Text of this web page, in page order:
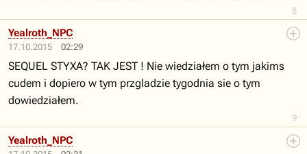
8
17.10.2015 02:29
9
Yealroth_NPC
SEQUEL STYXA? TAK JEST ! Nie wiedziałem o tym jakims
cudem i dopiero w tym przgladzie tygodnia sie o tym
dowiedziałem.
Yealroth_NPC